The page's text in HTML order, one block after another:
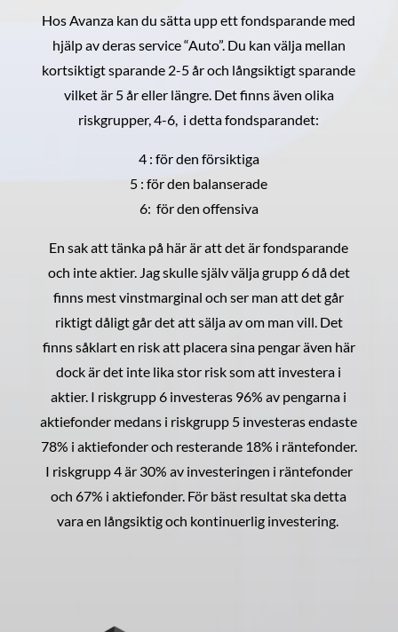
Hos Avanza kan du sätta upp ett fondsparande med
hjälp av deras service “Auto”. Du kan välja mellan
kortsiktigt sparande 2-5 år och långsiktigt sparande
vilket är 5 år eller längre. Det finns även olika
riskgrupper, 4-6, i detta fondsparandet:
4 : för den försiktiga
5 : för den balanserade
6: för den offensiva
En sak att tänka på här är att det är fondsparande
och inte aktier. Jag skulle själv välja grupp 6 då det
finns mest vinstmarginal och ser man att det går
riktigt dåligt går det att sälja av om man vill. Det
finns såklart en risk att placera sina pengar även här
dock är det inte lika stor risk som att investera i
aktier. I riskgrupp 6 investeras 96% av pengarna i
aktiefonder medans i riskgrupp 5 investeras endaste
78% i aktiefonder och resterande 18% i räntefonder.
I riskgrupp 4 är 30% av investeringen i räntefonder
och 67% i aktiefonder. För bäst resultat ska detta
vara en långsiktig och kontinuerlig investering.